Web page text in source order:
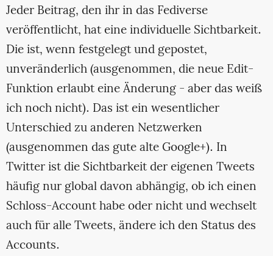
Jeder Beitrag, den ihr in das Fediverse
veröffentlicht, hat eine individuelle Sichtbarkeit.
Die ist, wenn festgelegt und gepostet,
unveränderlich (ausgenommen, die neue Edit-
Funktion erlaubt eine Änderung - aber das weiß
ich noch nicht). Das ist ein wesentlicher
Unterschied zu anderen Netzwerken
(ausgenommen das gute alte Google+). In
Twitter ist die Sichtbarkeit der eigenen Tweets
häufig nur global davon abhängig, ob ich einen
Schloss-Account habe oder nicht und wechselt
auch für alle Tweets, ändere ich den Status des
Accounts.